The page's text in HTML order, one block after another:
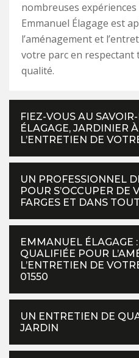
nombreuses
Emmanuel Élagage est
l’aménagement et
votre parc en respectant
qualité.
FIEZ-VOUS AU
ÉLAGAGE, JARDINIER
L’ENTRETIEN DE
UN PROFESSIONNEL
POUR S’OCCUPER DE
FARGES ET DANS
EMMANUEL ÉLAGAGE
QUALIFIÉE POUR
L’ENTRETIEN DE
01550
UN ENTRETIEN DE
JARDIN